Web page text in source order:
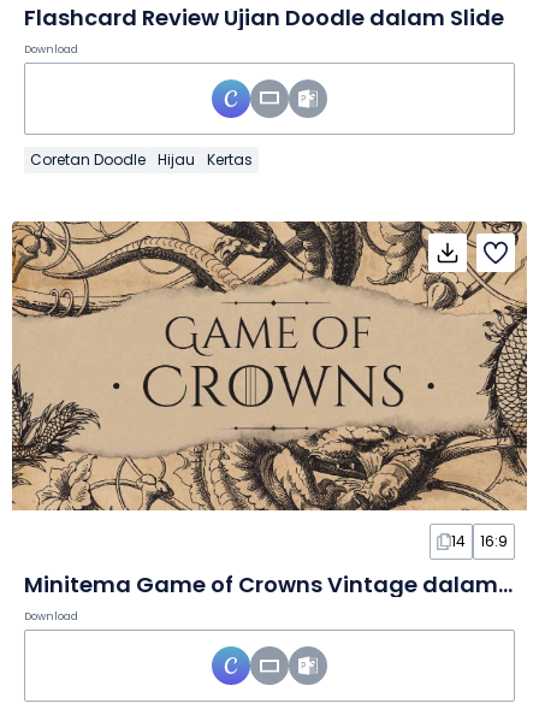
Flashcard Review Ujian Doodle dalam Slide
Download
Coretan Doodle Hijau Kertas
14 16:9
Minitema Game of Crowns Vintage dalam Slide
Download